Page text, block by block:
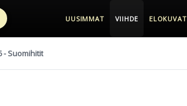
UUSIMMAT VIIHDE ELOKUVAT
- Suomihitit